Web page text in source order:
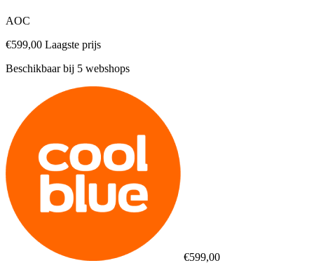
AOC
€599,00 Laagste prijs
Beschikbaar bij 5 webshops
€599,00